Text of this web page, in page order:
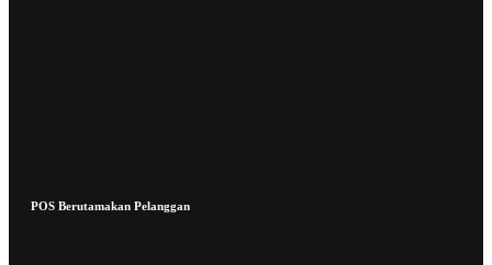
POS Berutamakan Pelanggan